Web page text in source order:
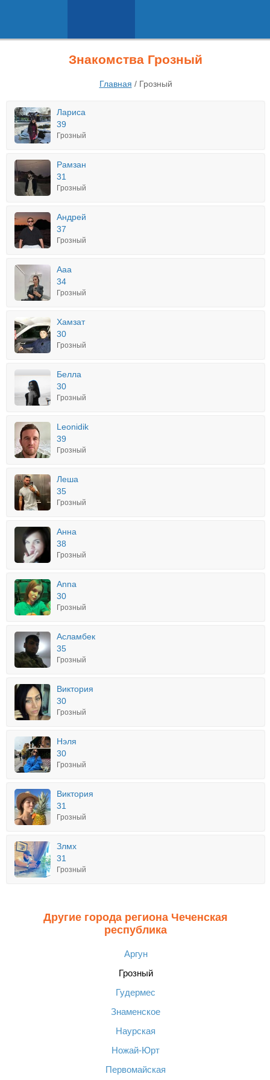
Знакомства Грозный
Главная / Грозный
Лариса
39
Грозный
Рамзан
31
Грозный
Андрей
37
Грозный
Ааа
34
Грозный
Хамзат
30
Грозный
Белла
30
Грозный
Leonidik
39
Грозный
Леша
35
Грозный
Анна
38
Грозный
Anna
30
Грозный
Асламбек
35
Грозный
Виктория
30
Грозный
Нэля
30
Грозный
Виктория
31
Грозный
Злмх
31
Грозный
Другие города региона Чеченская
республика
Аргун
Грозный
Гудермес
Знаменское
Наурская
Ножай-Юрт
Первомайская